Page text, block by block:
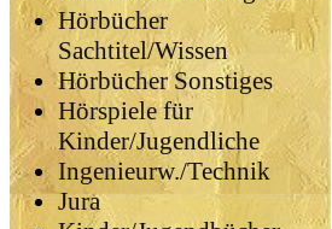
Hörbücher
Sachtitel/Wissen
Hörbücher Sonstiges
Hörspiele für
Kinder/Jugendliche
Ingenieurw./Technik
Jura